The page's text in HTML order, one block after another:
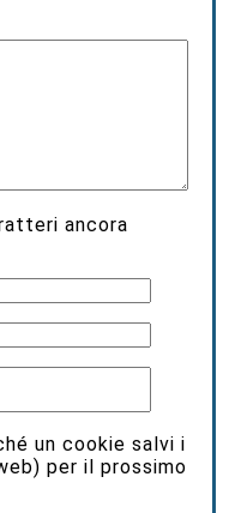
ancora
un cookie salvi i
per il prossimo